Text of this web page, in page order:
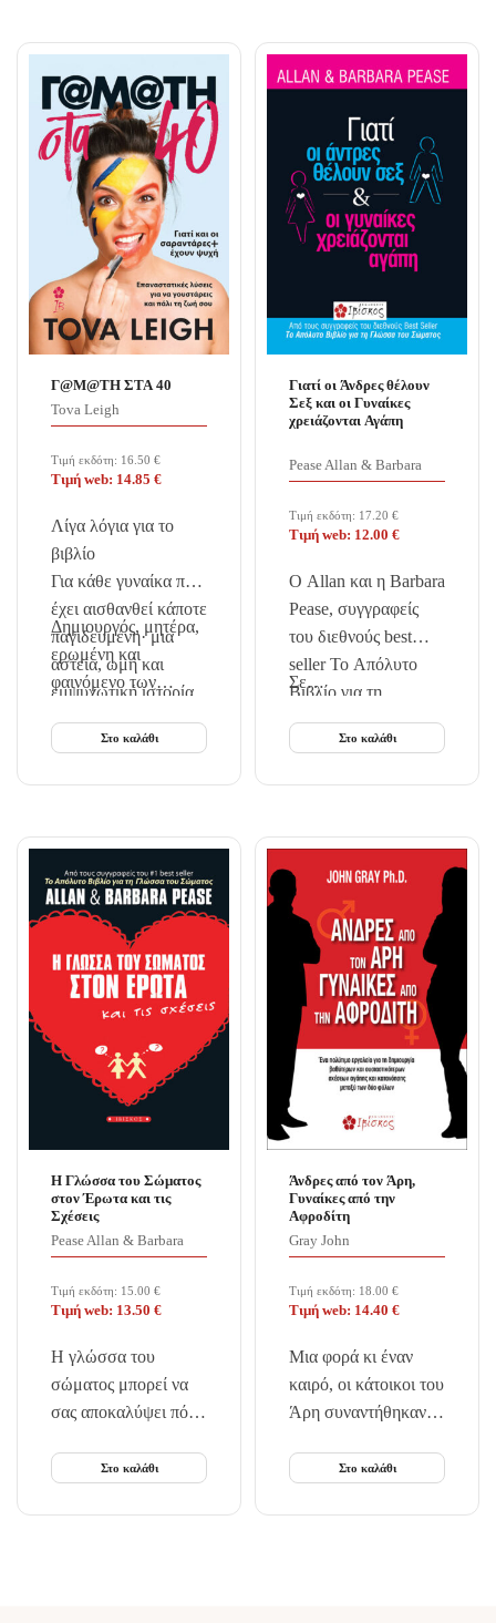
Γ@Μ@ΤΗ ΣΤΑ 40
Tova Leigh
Τιμή εκδότη: 16.50 €
Τιμή web: 14.85 €
Λίγα λόγια για το
βιβλίο
Για κάθε γυναίκα που
έχει αισθανθεί κάποτε
παγιδευμένη· μια
αστεία, ωμή και
εμψυχωτική ιστορία
για την κρίση μέσης
ηλικίας.
Δημιουργός, μητέρα,
ερωμένη και
φαινόμενο των
Στο καλάθι
Γιατί οι Άνδρες θέλουν
Σεξ και οι Γυναίκες
χρειάζονται Αγάπη
Pease Allan & Barbara
Τιμή εκδότη: 17.20 €
Τιμή web: 12.00 €
Ο Allan και η Barbara
Pease, συγγραφείς
του διεθνούς best
seller Το Απόλυτο
Βιβλίο για τη
Γλώσσα του
Σώματος,
Σε…
Στο καλάθι
Η Γλώσσα του Σώματος
στον Έρωτα και τις
Σχέσεις
Pease Allan & Barbara
Τιμή εκδότη: 15.00 €
Τιμή web: 13.50 €
Η γλώσσα του
σώματος μπορεί να
σας αποκαλύψει πότε
διαθέσιμος ή όχι,
Στο καλάθι
Άνδρες από τον Άρη,
Γυναίκες από την
Αφροδίτη
Gray John
Τιμή εκδότη: 18.00 €
Τιμή web: 14.40 €
Μια φορά κι έναν
καιρό, οι κάτοικοι του
Άρη συναντήθηκαν
Αφροδίτης.
Στο καλάθι